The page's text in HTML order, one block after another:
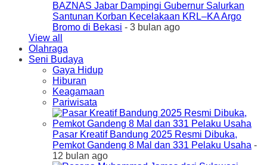
BAZNAS Jabar Dampingi Gubernur Salurkan
Santunan Korban Kecelakaan KRL–KA Argo
Bromo di Bekasi - 3 bulan ago
View all
Olahraga
Seni Budaya
Gaya Hidup
Hiburan
Keagamaan
Pariwisata
Pasar Kreatif Bandung 2025 Resmi Dibuka,
Pemkot Gandeng 8 Mal dan 331 Pelaku Usaha -
12 bulan ago